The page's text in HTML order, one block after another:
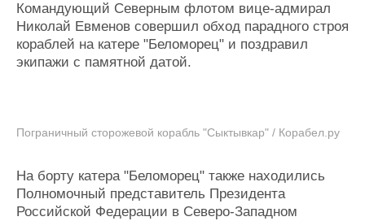
Все службы
Командующий Северным флотом вице-адмирал
Николай Евменов совершил обход парадного строя
кораблей на катере "Беломорец" и поздравил
экипажи с памятной датой.
Пограничный сторожевой корабль "Сыктывкар" / Корабел.ру
На борту катера "Беломорец" также находились
Полномочный представитель Президента
Российской Федерации в Северо-Западном